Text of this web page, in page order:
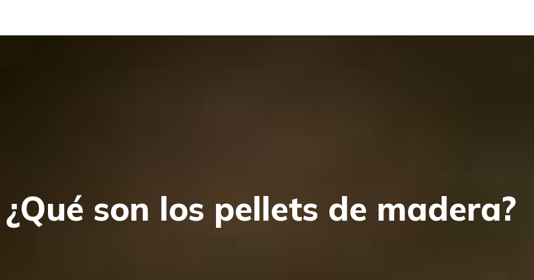
¿Qué son los pellets de madera?